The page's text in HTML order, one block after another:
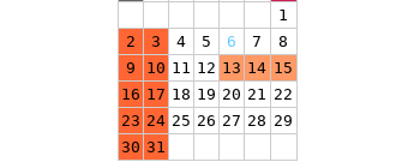
1
2
3 4 5 6 7
8
9
10 11 12 13 14 15
16 17 18 19 20 21 22
23 24 25 26 27 28 29
30 31